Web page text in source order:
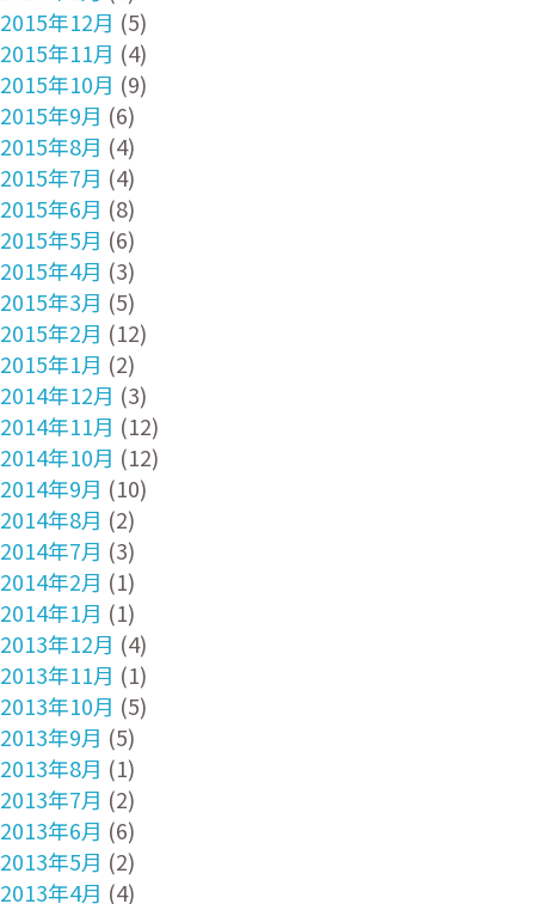
2015年12月 (5)
2015年11月 (4)
2015年10月 (9)
2015年9月 (6)
2015年8月 (4)
2015年7月 (4)
2015年6月 (8)
2015年5月 (6)
2015年4月 (3)
2015年3月 (5)
2015年2月 (12)
2015年1月 (2)
2014年12月 (3)
2014年11月 (12)
2014年10月 (12)
2014年9月 (10)
2014年8月 (2)
2014年7月 (3)
2014年2月 (1)
2014年1月 (1)
2013年12月 (4)
2013年11月 (1)
2013年10月 (5)
2013年9月 (5)
2013年8月 (1)
2013年7月 (2)
2013年6月 (6)
2013年5月 (2)
2013年4月 (4)